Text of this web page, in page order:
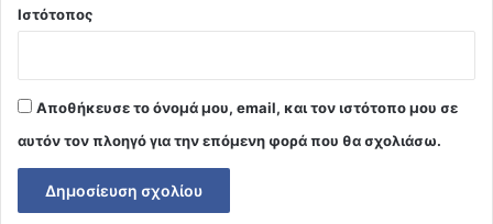
Ιστότοπος
Αποθήκευσε το όνομά μου, email, και τον ιστότοπο μου σε
αυτόν τον πλοηγό για την επόμενη φορά που θα σχολιάσω.